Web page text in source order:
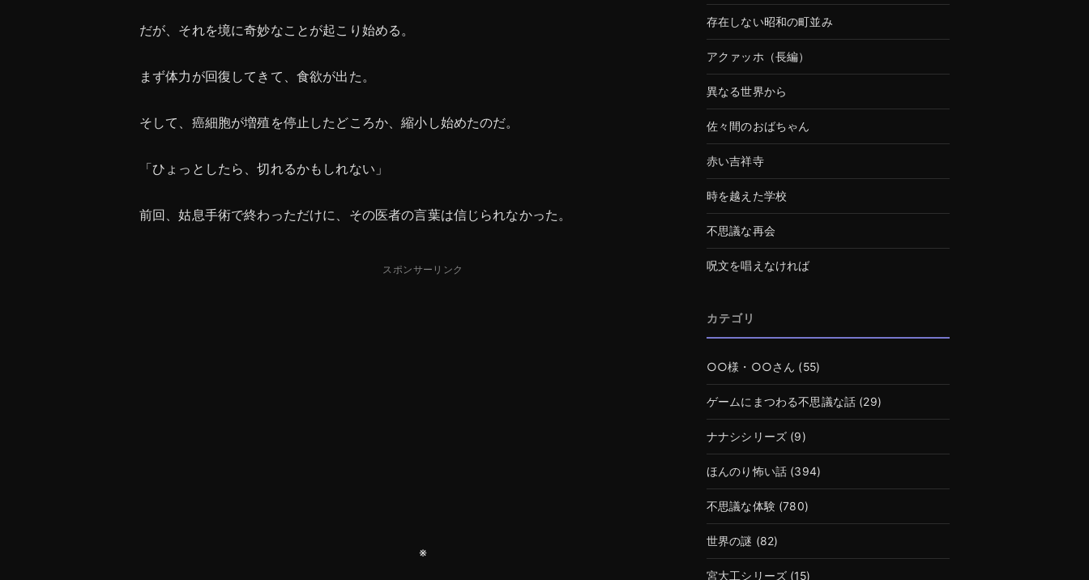
だが、それを境に奇妙なことが起こり始める。
まず体力が回復してきて、食欲が出た。
そして、癌細胞が増殖を停止したどころか、縮小し始めたのだ。
「ひょっとしたら、切れるかもしれない」
前回、姑息手術で終わっただけに、その医者の言葉は信じられなかった。
スポンサーリンク
※
存在しない昭和の町並み
アクァッホ（長編）
異なる世界から
佐々間のおばちゃん
赤い吉祥寺
時を越えた学校
不思議な再会
呪文を唱えなければ
カテゴリ
○○様・○○さん (55)
ゲームにまつわる不思議な話 (29)
ナナシシリーズ (9)
ほんのり怖い話 (394)
不思議な体験(780)
世界の謎 (82)
宮大工シリーズ (15)